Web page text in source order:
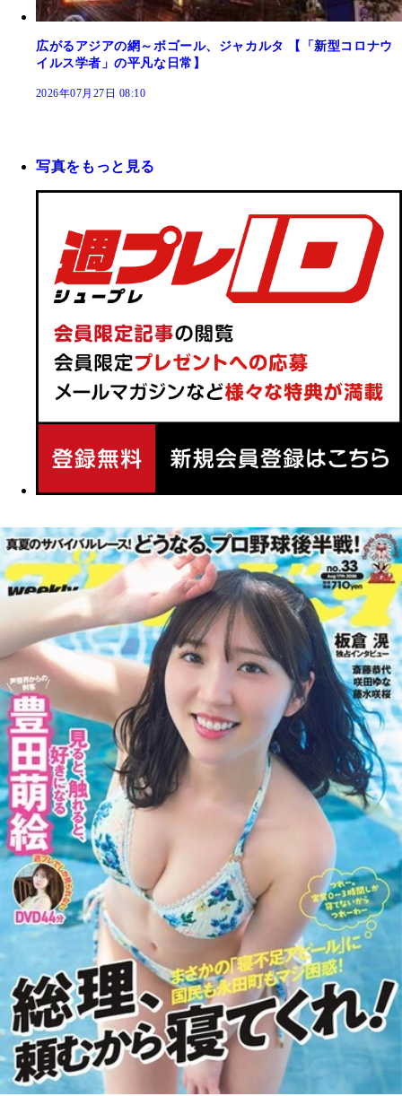
広がるアジアの網～ボゴール、ジャカルタ 【「新型コロナウ
イルス学者」の平凡な日常】
2026年07月27日 08:10
写真をもっと見る